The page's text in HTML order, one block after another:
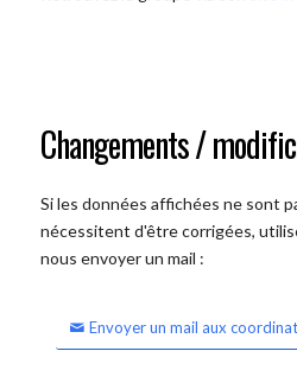
Changements /
Si les données affichées ne sont
nécessitent d'être corrigées,
nous envoyer un mail :
Envoyer un mail aux